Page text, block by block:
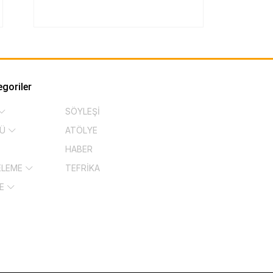
SÖYLEŞİ
ATÖLYE
HABER
TEFRİKA